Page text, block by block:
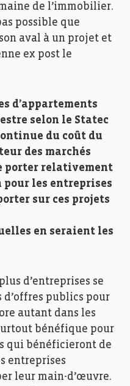
de l’immobilier.
possible que
aval à un projet et
ex post le
d’appartements
selon le Statec
du coût du
des marchés
porter relativement
pour les entreprises
sur ces projets
en seraient les
d’entreprises se
publics pour
autant dans les
bénéfique pour
qui bénéficieront de
entreprises
leur main-d’œuvre.